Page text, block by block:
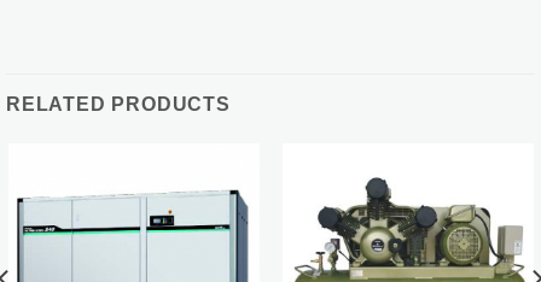
RELATED PRODUCTS